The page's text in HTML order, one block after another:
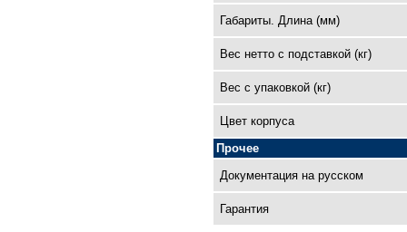
Габариты. Длина (мм)
Вес нетто с подставкой (кг)
Вес с упаковкой (кг)
Цвет корпуса
Прочее
Документация на русском
Гарантия